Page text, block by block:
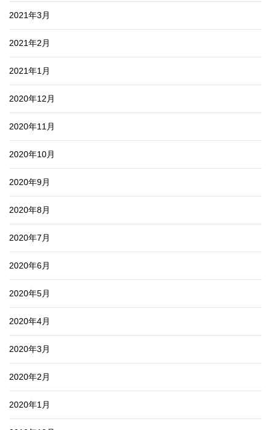
2021年3月
2021年2月
2021年1月
2020年12月
2020年11月
2020年10月
2020年9月
2020年8月
2020年7月
2020年6月
2020年5月
2020年4月
2020年3月
2020年2月
2020年1月